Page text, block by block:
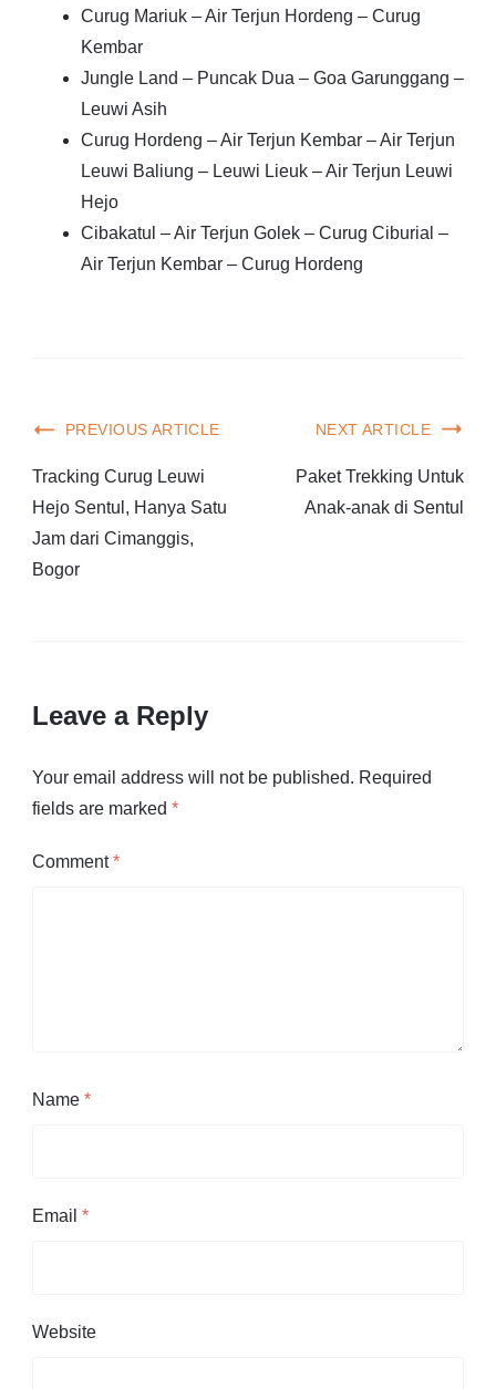
Curug Mariuk – Air Terjun Hordeng – Curug
Kembar
Jungle Land – Puncak Dua – Goa Garunggang –
Leuwi Asih
Curug Hordeng – Air Terjun Kembar – Air Terjun
Leuwi Baliung – Leuwi Lieuk – Air Terjun Leuwi
Hejo
Cibakatul – Air Terjun Golek – Curug Ciburial –
Air Terjun Kembar – Curug Hordeng
PREVIOUS ARTICLE
Tracking Curug Leuwi
Hejo Sentul, Hanya Satu
Jam dari Cimanggis,
Bogor
NEXT ARTICLE
Paket Trekking Untuk
Anak-anak di Sentul
Leave a Reply
Your email address will not be published. Required
fields are marked *
Comment*
Name *
Email *
Website